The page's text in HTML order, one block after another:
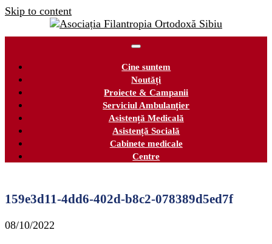
Skip to content
Cine suntem
Noutăți
Proiecte & Campanii
Serviciul Ambulanțier
Asistență Medicală
Asistență Socială
Cabinete medicale
Centre
159e3d11-4dd6-402d-b8c2-078389d5ed7f
08/10/2022